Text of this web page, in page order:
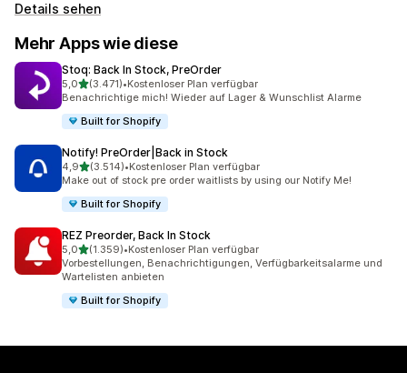
Details sehen
Mehr Apps wie diese
Stoq: Back In Stock, PreOrder
5,0von 5 Sternen
(3.471)
3471 Rezensionen insgesamt
•Kostenloser Plan verfügbar
Benachrichtige mich! Wieder auf Lager & Wunschlist Alarme
Built for Shopify
Notify! PreOrder|Back in Stock
4,9von 5 Sternen
(3.514)
3514 Rezensionen insgesamt
•Kostenloser Plan verfügbar
Make out of stock pre order waitlists by using our Notify Me!
Built for Shopify
REZ Preorder, Back In Stock
5,0von 5 Sternen
(1.359)
1359 Rezensionen insgesamt
•Kostenloser Plan verfügbar
Vorbestellungen, Benachrichtigungen, Verfügbarkeitsalarme und
Wartelisten anbieten
Built for Shopify